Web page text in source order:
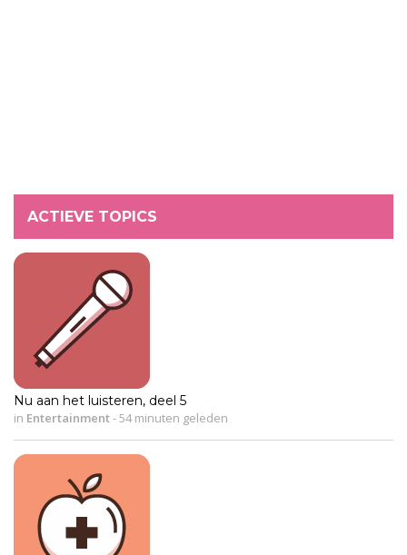
ACTIEVE TOPICS
Nu aan het luisteren, deel 5
in Entertainment-54 minuten geleden